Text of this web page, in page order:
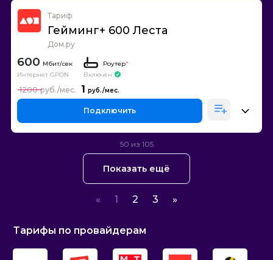
Тариф
Гейминг+ 600 Леста
Дом.ру
600
Интернет GPON
Роутер*
Включен
1
1200
Подключить
Показать ещё
50 из 105
« 1 2 3 »
Тарифы по провайдерам